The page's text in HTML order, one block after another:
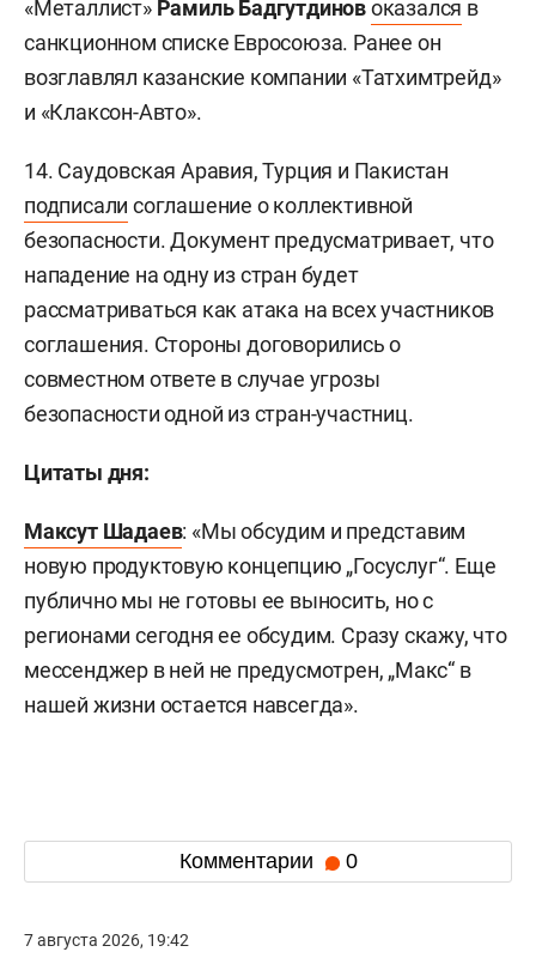
«Металлист» Рамиль Бадгутдиновоказался в
санкционном списке Евросоюза. Ранее он
возглавлял казанские компании «Татхимтрейд»
и «Клаксон-Авто».
14. Саудовская Аравия, Турция и Пакистан
подписали соглашение о коллективной
безопасности. Документ предусматривает, что
нападение на одну из стран будет
рассматриваться как атака на всех участников
соглашения. Стороны договорились о
совместном ответе в случае угрозы
безопасности одной из стран-участниц.
Цитаты дня:
Максут Шадаев: «Мы обсудим и представим
новую продуктовую концепцию „Госуслуг“. Еще
публично мы не готовы ее выносить, но с
регионами сегодня ее обсудим. Сразу скажу, что
мессенджер в ней не предусмотрен, „Макс“ в
нашей жизни остается навсегда».
Комментарии 0
7 августа 2026, 19:42